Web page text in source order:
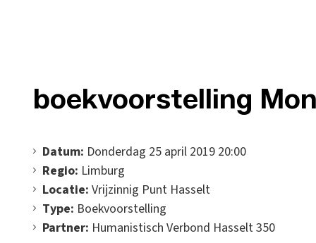
boekvoorstelling
Datum: Donderdag 25 april 2019 20:00
Regio: Limburg
Locatie: Vrijzinnig Punt Hasselt
Type: Boekvoorstelling
Partner: Humanistisch Verbond Hasselt 350